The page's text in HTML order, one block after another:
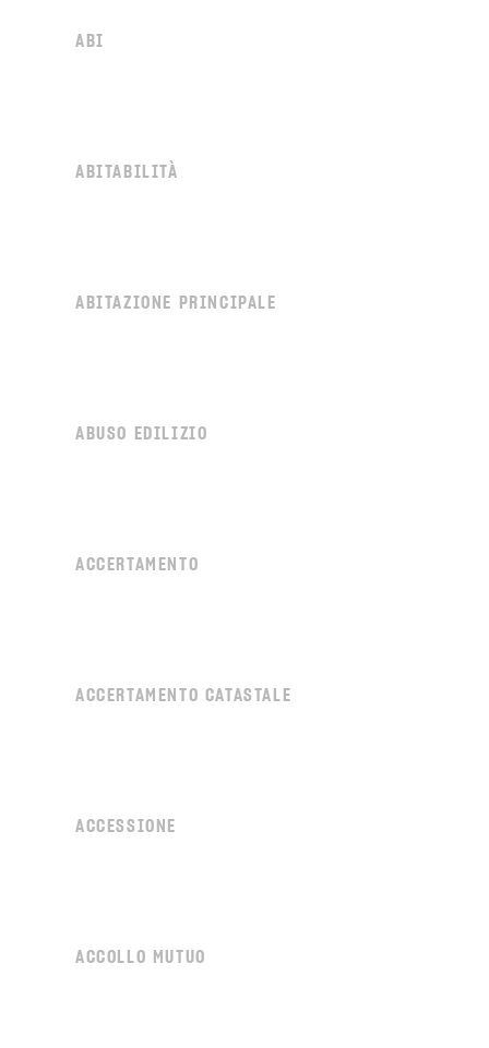
ABI
ABITABILITÀ
ABITAZIONE PRINCIPALE
ABUSO EDILIZIO
ACCERTAMENTO
ACCERTAMENTO CATASTALE
ACCESSIONE
ACCOLLO MUTUO